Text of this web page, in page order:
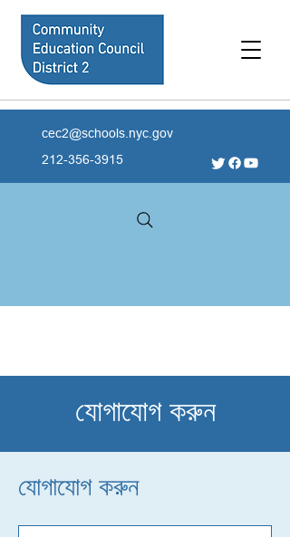
cec2@schools.nyc.gov
212-356-3915
যোগাযোগ করুন
যোগাযোগ করুন